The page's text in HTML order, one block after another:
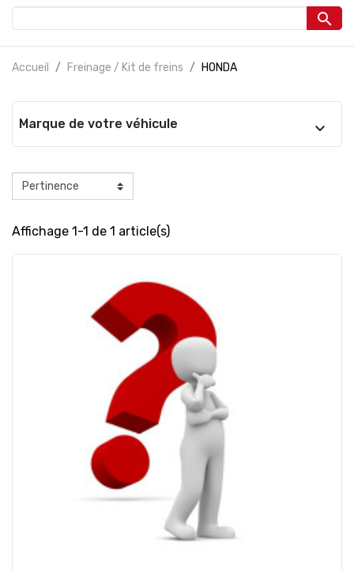

Accueil Freinage / Kit de freins HONDA
Marque de votre véhicule
Affichage 1-1 de 1 article(s)